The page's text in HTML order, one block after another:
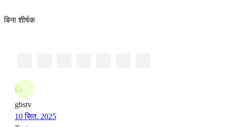
बिना शीर्षक
G
gbstv
10 सित. 2025